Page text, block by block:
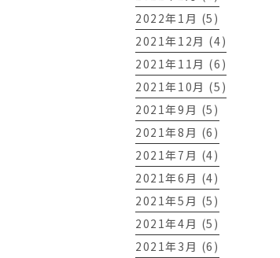
2022年1月 (5)
2021年12月 (4)
2021年11月 (6)
2021年10月 (5)
2021年9月 (5)
2021年8月 (6)
2021年7月 (4)
2021年6月 (4)
2021年5月 (5)
2021年4月 (5)
2021年3月 (6)